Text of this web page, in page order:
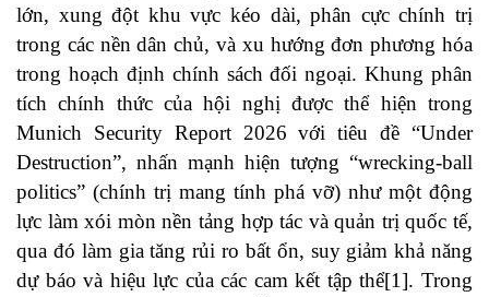
lớn, xung đột khu vực kéo dài, phân cực chính trị
trong các nền dân chủ, và xu hướng đơn phương hóa
trong hoạch định chính sách đối ngoại. Khung phân
tích chính thức của hội nghị được thể hiện trong
Munich Security Report 2026 với tiêu đề “Under
Destruction”, nhấn mạnh hiện tượng “wrecking-ball
politics” (chính trị mang tính phá vỡ) như một động
lực làm xói mòn nền tảng hợp tác và quản trị quốc tế,
qua đó làm gia tăng rủi ro bất ổn, suy giảm khả năng
dự báo và hiệu lực của các cam kết tập thể[1]. Trong